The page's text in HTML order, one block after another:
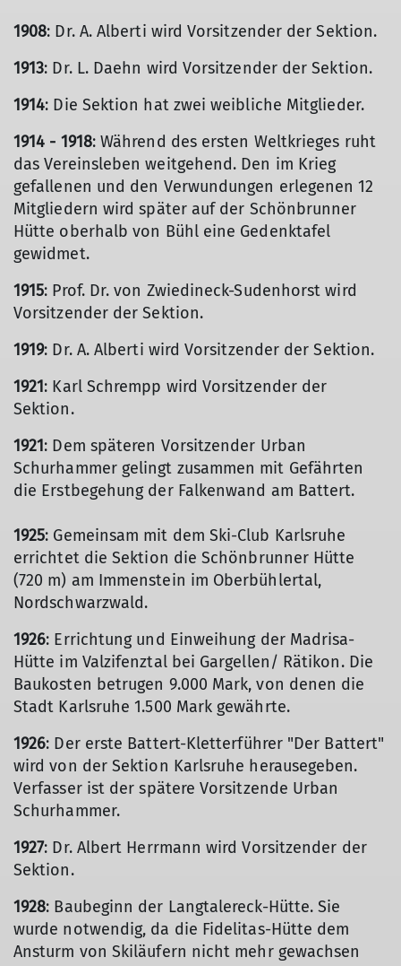
1908: Dr. A. Alberti wird Vorsitzender der Sektion.
1913: Dr. L. Daehn wird Vorsitzender der Sektion.
1914: Die Sektion hat zwei weibliche Mitglieder.
1914 - 1918: Während des ersten Weltkrieges ruht
das Vereinsleben weitgehend. Den im Krieg
gefallenen und den Verwundungen erlegenen 12
Mitgliedern wird später auf der Schönbrunner
Hütte oberhalb von Bühl eine Gedenktafel
gewidmet.
1915: Prof. Dr. von Zwiedineck-Sudenhorst wird
Vorsitzender der Sektion.
1919: Dr. A. Alberti wird Vorsitzender der Sektion.
1921: Karl Schrempp wird Vorsitzender der
Sektion.
1921: Dem späteren Vorsitzender Urban
Schurhammer gelingt zusammen mit Gefährten
die Erstbegehung der Falkenwand am Battert.
1925: Gemeinsam mit dem Ski-Club Karlsruhe
errichtet die Sektion die Schönbrunner Hütte
(720 m) am Immenstein im Oberbühlertal,
Nordschwarzwald.
1926: Errichtung und Einweihung der Madrisa-
Hütte im Valzifenztal bei Gargellen/ Rätikon. Die
Baukosten betrugen 9.000 Mark, von denen die
Stadt Karlsruhe 1.500 Mark gewährte.
1926: Der erste Battert-Kletterführer "Der Battert"
wird von der Sektion Karlsruhe herausegeben.
Verfasser ist der spätere Vorsitzende Urban
Schurhammer.
1927: Dr. Albert Herrmann wird Vorsitzender der
Sektion.
1928: Baubeginn der Langtalereck-Hütte. Sie
wurde notwendig, da die Fidelitas-Hütte dem
Ansturm von Skiläufern nicht mehr gewachsen